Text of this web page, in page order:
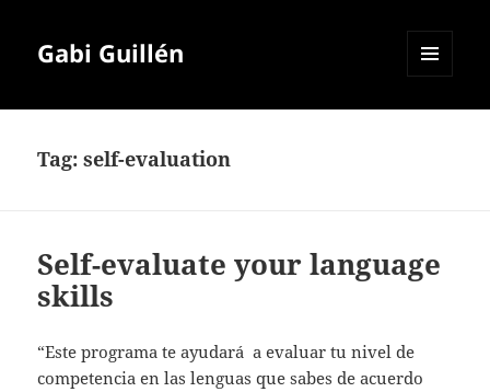
Gabi Guillén
Tag:self-evaluation
Self-evaluate your language
skills
“Este programa te ayudará a evaluar tu nivel de
competencia en las lenguas que sabes de acuerdo